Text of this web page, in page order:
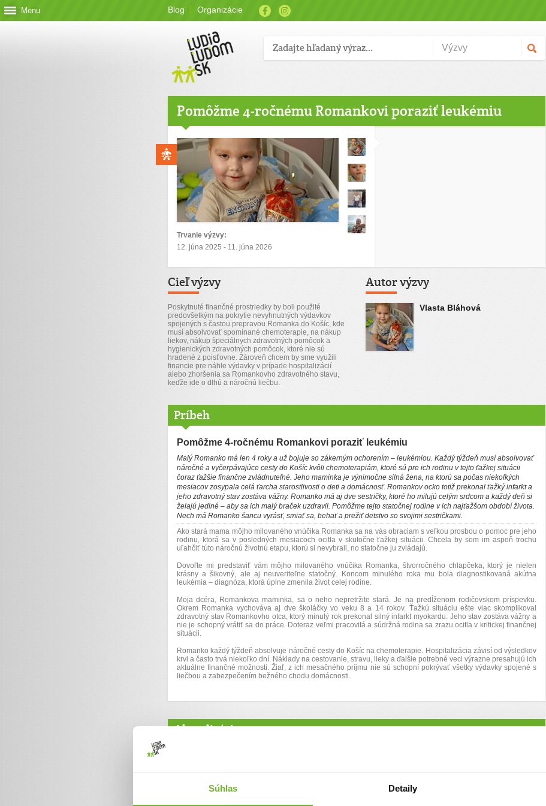
Súhlas Detaily
Menu Blog Organizácie
Pomôžme 4-ročnému Romankovi poraziť leukémiu
Trvanie výzvy:
12. júna 2025 - 11. júna 2026
Cieľ výzvy
Poskytnuté finančné prostriedky by boli použité
predovšetkým na pokrytie nevyhnutných výdavkov
spojených s častou prepravou Romanka do Košíc, kde
musí absolvovať spomínané chemoterapie, na nákup
liekov, nákup špeciálnych zdravotných pomôcok a
hygienických zdravotných pomôcok, ktoré nie sú
hradené z poisťovne. Zároveň chcem by sme využili
financie pre náhle výdavky v prípade hospitalizácií
alebo zhoršenia sa Romankovho zdravotného stavu,
keďže ide o dlhú a náročnú liečbu.
Autor výzvy
Vlasta Bláhová
Príbeh
Pomôžme 4-ročnému Romankovi poraziť leukémiu
Malý Romanko má len 4 roky a už bojuje so zákerným ochorením – leukémiou. Každý týždeň musí absolvovať
náročné a vyčerpávajúce cesty do Košíc kvôli chemoterapiám, ktoré sú pre ich rodinu v tejto ťažkej situácii
čoraz ťažšie finančne zvládnuteľné. Jeho maminka je výnimočne silná žena, na ktorú sa počas niekoľkých
mesiacov zosypala celá ťarcha starostlivosti o deti a domácnosť. Romankov ocko totiž prekonal ťažký infarkt a
jeho zdravotný stav zostáva vážny. Romanko má aj dve sestričky, ktoré ho milujú celým srdcom a každý deň si
želajú jediné – aby sa ich malý braček uzdravil. Pomôžme tejto statočnej rodine v ich najťažšom období života.
Nech má Romanko šancu vyrásť, smiať sa, behať a prežiť detstvo so svojimi sestričkami.
Ako stará mama môjho milovaného vnúčika Romanka sa na vás obraciam s veľkou prosbou o pomoc pre jeho
rodinu, ktorá sa v posledných mesiacoch ocitla v skutočne ťažkej situácii. Chcela by som im aspoň trochu
uľahčiť túto náročnú životnú etapu, ktorú si nevybrali, no statočne ju zvládajú.
Dovoľte mi predstaviť vám môjho milovaného vnúčika Romanka, štvorročného chlapčeka, ktorý je nielen
krásny a šikovný, ale aj neuveriteľne statočný. Koncom minulého roka mu bola diagnostikovaná akútna
leukémia – diagnóza, ktorá úplne zmenila život celej rodine.
Moja dcéra, Romankova maminka, sa o neho nepretržite stará. Je na predĺženom rodičovskom príspevku.
Okrem Romanka vychováva aj dve školáčky vo veku 8 a 14 rokov. Ťažkú situáciu ešte viac skomplikoval
zdravotný stav Romankovho otca, ktorý minulý rok prekonal silný infarkt myokardu. Jeho stav zostáva vážny a
nie je schopný vrátiť sa do práce. Doteraz veľmi pracovitá a súdržná rodina sa zrazu ocitla v kritickej finančnej
situácii.
Romanko každý týždeň absolvuje náročné cesty do Košíc na chemoterapie. Hospitalizácia závisí od výsledkov
krvi a často trvá niekoľko dní. Náklady na cestovanie, stravu, lieky a ďalšie potrebné veci výrazne presahujú ich
aktuálne finančné možnosti. Žiaľ, z ich mesačného príjmu nie sú schopní pokrývať všetky výdavky spojené s
liečbou a zabezpečením bežného chodu domácnosti.
Aktualizácie
Srdečné poďakovanie